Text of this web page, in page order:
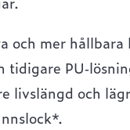
mer
livslängd och